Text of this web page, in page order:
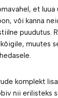
et luua
või kanna
puudutus.
muutes
komplekt
nii erilisteks